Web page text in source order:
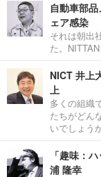
自動車部
ェア感染
それは朝出
た。
NICT 井上
上
多くの組織
たちがどん
いでしょう
「趣味：
浦 隆幸